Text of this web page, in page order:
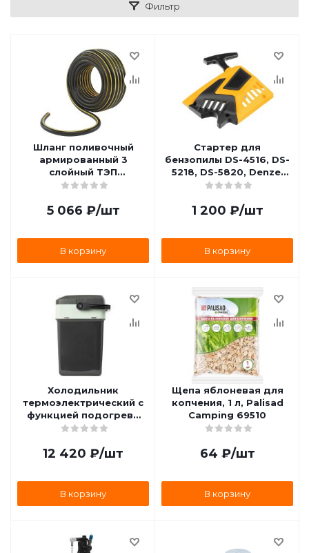
Фильтр
Шланг поливочный
армированный 3
слойный ТЭП
(3/4дюйм., 35 м.)
5 066 ₽/шт
В корзину
Стартер для
бензопилы DS-4516, DS-
5218, DS-5820, Denzel
59813
1 200 ₽/шт
В корзину
Холодильник
термоэлектрический с
функцией подогрева
28л, 410х325х480 мм,
12 420 ₽/шт
В корзину
Щепа яблоневая для
копчения, 1 л, Palisad
Camping 69510
64 ₽/шт
В корзину